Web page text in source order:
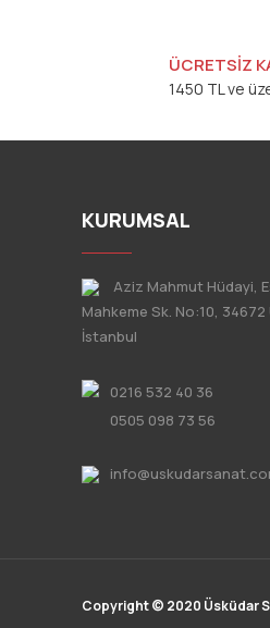
ÜCRETSİZ
1450 TL ve
KURUMSAL
Aziz Mahmut Hüdayi,
Mahkeme Sk. No:10,
İstanbul
0216 532 40 36
0505 098 73 56
Copyright © 2020 Üsküdar